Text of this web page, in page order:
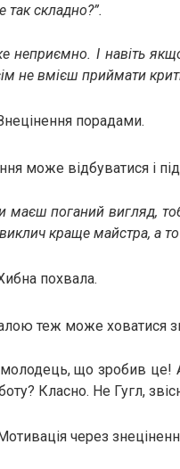
так складно?”.
неприємно. І навіть
не вмієш приймати
порадами.
може відбуватися і
маєш поганий вигляд,
краще майстра, а
похвала.
теж може ховатися
молодець, що зробив це!
Класно. Не Гугл,
через